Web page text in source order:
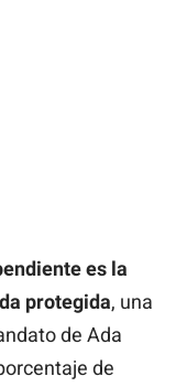
es la
protegida, una
de Ada
de